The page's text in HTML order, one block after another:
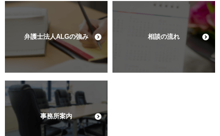
弁護士法人ALGの強み 相談の流れ
事務所案内